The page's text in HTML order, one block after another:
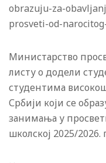
obrazuju-za-
prosveti-od-
Министарство
листу о додели
студентима
Србији који се
занимања у
школској 2025/2026.